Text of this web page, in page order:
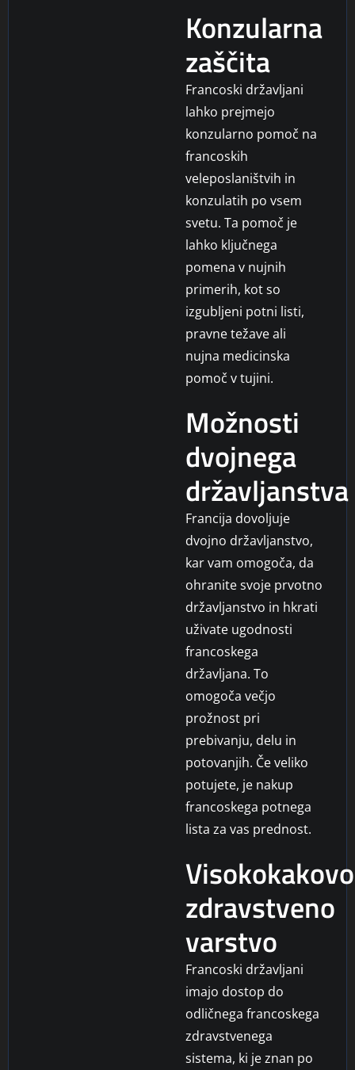
Konzularna
zaščita
Francoski državljani
lahko prejmejo
konzularno pomoč na
francoskih
veleposlaništvih in
konzulatih po vsem
svetu. Ta pomoč je
lahko ključnega
pomena v nujnih
primerih, kot so
izgubljeni potni listi,
pravne težave ali
nujna medicinska
pomoč v tujini.
Možnosti
dvojnega
državljanstva
Francija dovoljuje
dvojno državljanstvo,
kar vam omogoča, da
ohranite svoje prvotno
državljanstvo in hkrati
uživate ugodnosti
francoskega
državljana. To
omogoča večjo
prožnost pri
prebivanju, delu in
potovanjih. Če veliko
potujete, je nakup
francoskega potnega
lista za vas prednost.
zdravstveno
varstvo
Francoski državljani
imajo dostop do
odličnega francoskega
zdravstvenega
sistema, ki je znan po